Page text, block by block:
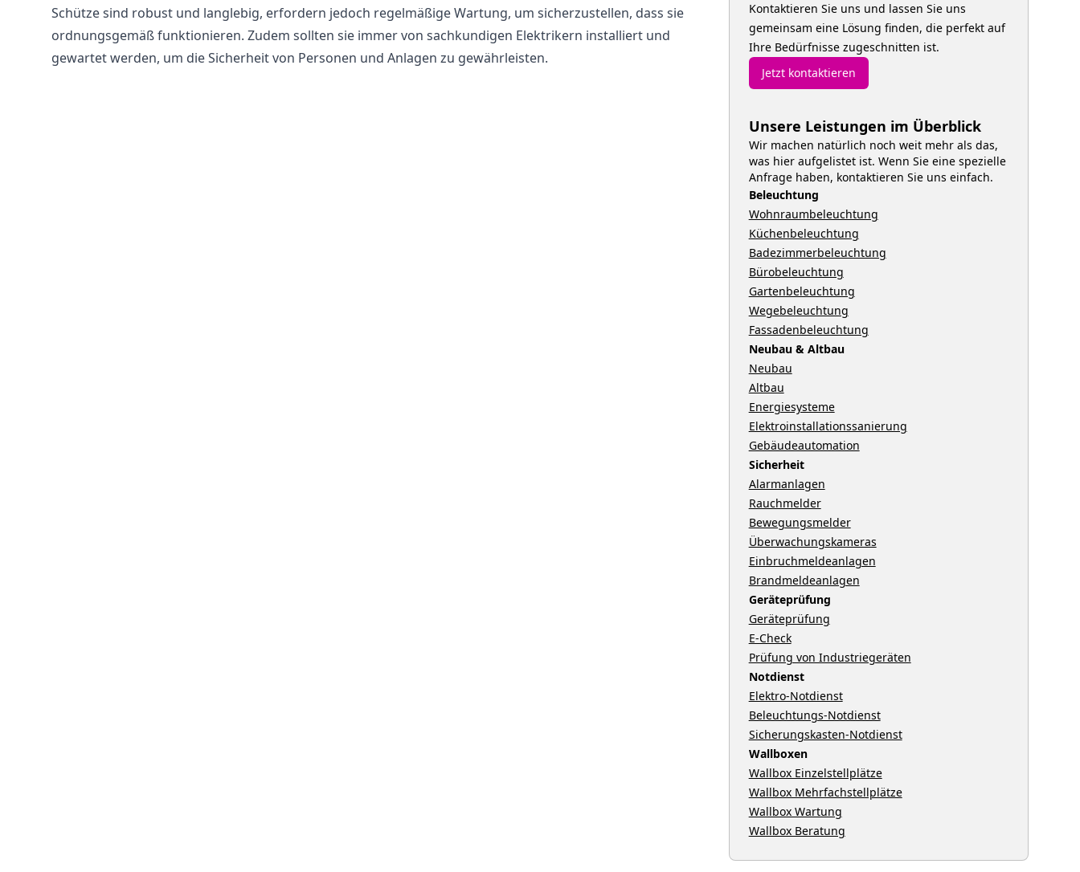
Schütze sind robust und langlebig, erfordern jedoch regelmäßige Wartung, um sicherzustellen, dass sie
ordnungsgemäß funktionieren. Zudem sollten sie immer von sachkundigen Elektrikern installiert und
gewartet werden, um die Sicherheit von Personen und Anlagen zu gewährleisten.
Kontaktieren Sie uns und lassen Sie uns
gemeinsam eine Lösung finden, die perfekt auf
Ihre Bedürfnisse zugeschnitten ist.
Jetzt kontaktieren
Unsere Leistungen im Überblick
Wir machen natürlich noch weit mehr als das,
was hier aufgelistet ist. Wenn Sie eine spezielle
Anfrage haben, kontaktieren Sie uns einfach.
Beleuchtung
Wohnraumbeleuchtung
Küchenbeleuchtung
Badezimmerbeleuchtung
Bürobeleuchtung
Gartenbeleuchtung
Wegebeleuchtung
Fassadenbeleuchtung
Neubau & Altbau
Neubau
Altbau
Energiesysteme
Elektroinstallationssanierung
Gebäudeautomation
Sicherheit
Alarmanlagen
Rauchmelder
Bewegungsmelder
Überwachungskameras
Einbruchmeldeanlagen
Brandmeldeanlagen
Geräteprüfung
Geräteprüfung
E-Check
Prüfung von Industriegeräten
Notdienst
Elektro-Notdienst
Beleuchtungs-Notdienst
Sicherungskasten-Notdienst
Wallboxen
Wallbox Einzelstellplätze
Wallbox Mehrfachstellplätze
Wallbox Wartung
Wallbox Beratung